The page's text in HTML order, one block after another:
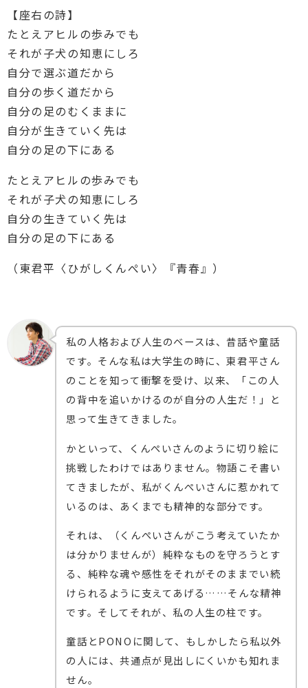
【座右の詩】
たとえアヒルの歩みでも
それが子犬の知恵にしろ
自分で選ぶ道だから
自分の歩く道だから
自分の足のむくままに
自分が生きていく先は
自分の足の下にある
たとえアヒルの歩みでも
それが子犬の知恵にしろ
自分の生きていく先は
自分の足の下にある
（東君平〈ひがしくんぺい〉『青春』）
私の人格および人生のベースは、昔話や童話
です。そんな私は大学生の時に、東君平さん
のことを知って衝撃を受け、以来、「この人
の背中を追いかけるのが自分の人生だ！」と
思って生きてきました。
かといって、くんぺいさんのように切り絵に
挑戦したわけではありません。物語こそ書い
てきましたが、私がくんぺいさんに惹かれて
いるのは、あくまでも精神的な部分です。
それは、（くんぺいさんがこう考えていたか
は分かりませんが）純粋なものを守ろうとす
る、純粋な魂や感性をそれがそのままでい続
けられるように支えてあげる……そんな精神
です。そしてそれが、私の人生の柱です。
童話とPONOに関して、もしかしたら私以外
の人には、共通点が見出しにくいかも知れま
せん。